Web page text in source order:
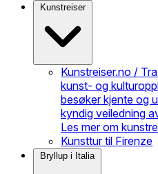
Kunstreiser
Kunstreiser.no /
kunst- og
besøker kjente og
kyndig veiledning
Les mer om
Kunsttur til Firenze
Bryllup i Italia